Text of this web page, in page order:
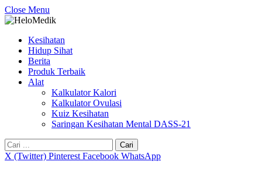
Close Menu
Kesihatan
Hidup Sihat
Berita
Produk Terbaik
Alat
Kalkulator Kalori
Kalkulator Ovulasi
Kuiz Kesihatan
Saringan Kesihatan Mental DASS-21
Cari:
X (Twitter) Pinterest Facebook WhatsApp